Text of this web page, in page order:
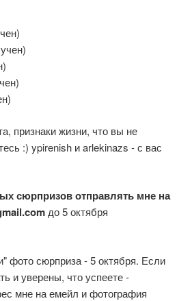
признаки жизни, что вы не
:) ypirenish и arlekinazs - с вас
сюрпризов отправлять мне на
до 5 октября
фото сюрприза - 5 октября. Если
и уверены, что успеете -
мне на емейл и фотография